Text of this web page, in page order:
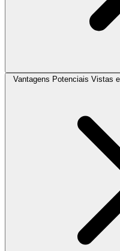
Vantagens Potenciais Vistas